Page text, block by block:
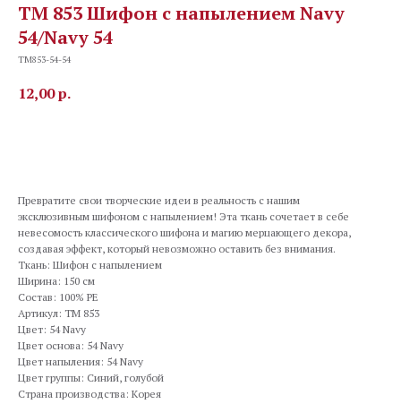
TM 853 Шифон с напылением Navy
54/Navy 54
TM853-54-54
12,00р.
Превратите свои творческие идеи в реальность с нашим
эксклюзивным шифоном с напылением! Эта ткань сочетает в себе
невесомость классического шифона и магию мерцающего декора,
создавая эффект, который невозможно оставить без внимания.
Ткань: Шифон с напылением
Ширина: 150 см
Состав: 100% PE
Артикул: TM 853
Цвет: 54 Navy
Цвет основа: 54 Navy
Цвет напыления: 54 Navy
Цвет группы: Синий, голубой
Страна производства: Корея